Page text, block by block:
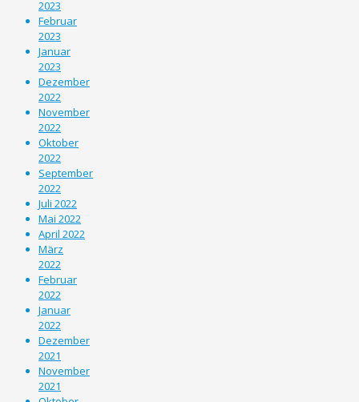
2023
Februar
2023
Januar
2023
Dezember
2022
November
2022
Oktober
2022
September
2022
Juli 2022
Mai 2022
April 2022
März
2022
Februar
2022
Januar
2022
Dezember
2021
November
2021